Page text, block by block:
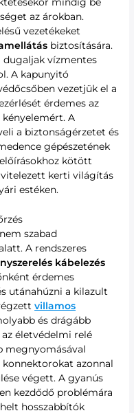
az árokban.
vezetékeket
biztosítására.
vízmentes
A kapunyitó
vezetjük el a
érdemes az
A
a biztonságérzetet és
gépészetének
kötött
kerti világítás
estéken.
szabad
A rendszeres
kábelezés
érdemes
utánahúzni a kilazult
villamos
és drágább
életvédelmi relé
megnyomásával
azonnal
végett. A gyanús
kezdődő problémára
hosszabbítók